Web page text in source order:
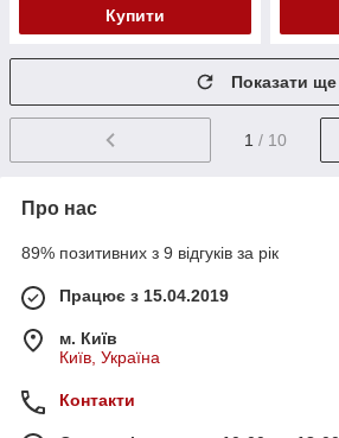
Купити
Показати ще
1 / 10
Про нас
89% позитивних з 9 відгуків за рік
Працює з 15.04.2019
м. Київ
Київ, Україна
Контакти